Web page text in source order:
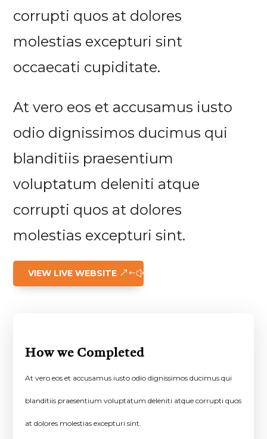
corrupti quos at dolores
molestias excepturi sint
occaecati cupiditate.
At vero eos et accusamus iusto
odio dignissimos ducimus qui
blanditiis praesentium
voluptatum deleniti atque
corrupti quos at dolores
molestias excepturi sint.
VIEW LIVE WEBSITE
How we Completed
At vero eos et accusamus iusto odio dignissimos ducimus qui
blanditiis praesentium voluptatum deleniti atque corrupti quos
at dolores molestias excepturi sint.